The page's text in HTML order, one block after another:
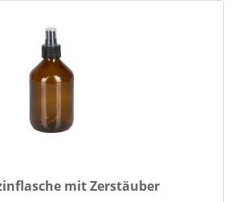
mit Zerstäuber